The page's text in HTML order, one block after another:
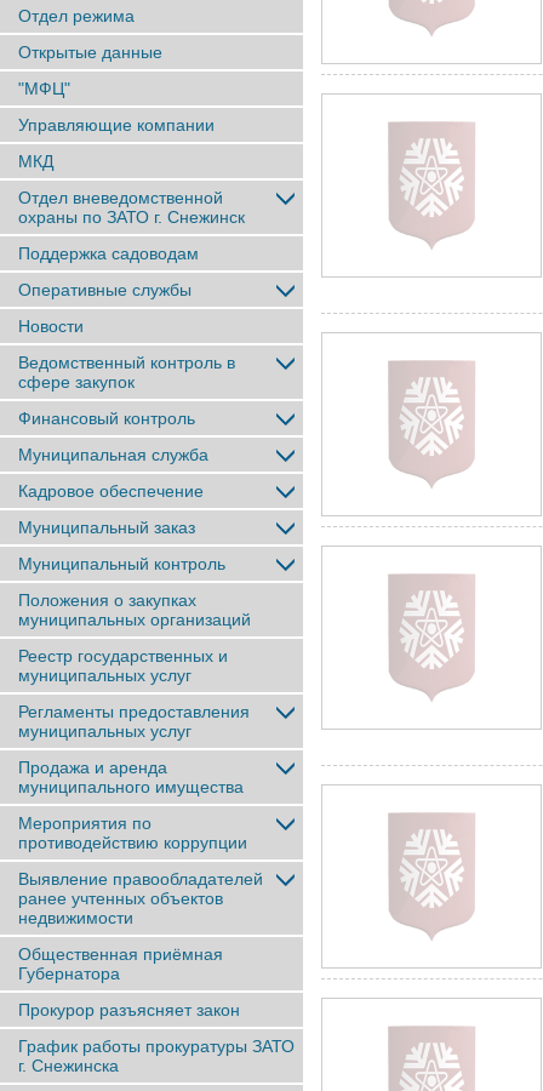
Отдел режима
Открытые данные
"МФЦ"
Управляющие компании
МКД
Отдел вневедомственной
охраны по ЗАТО г. Снежинск
Поддержка садоводам
Оперативные службы
Новости
Ведомственный контроль в
сфере закупок
Финансовый контроль
Муниципальная служба
Кадровое обеспечение
Муниципальный заказ
Муниципальный контроль
Положения о закупках
муниципальных организаций
Реестр государственных и
муниципальных услуг
Регламенты предоставления
муниципальных услуг
Продажа и аренда
муниципального имущества
Мероприятия по
противодействию коррупции
Выявление правообладателей
ранее учтенныx объектов
недвижимости
Общественная приёмная
Губернатора
Прокурор разъясняет закон
График работы прокуратуры ЗАТО
г. Снежинска